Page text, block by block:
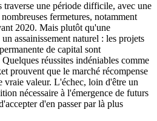
traverse une période difficile, avec une
fermetures, notamment
2020. Mais plutôt qu'une
assainissement naturel : les projets
de capital sont
réussites indéniables comme
prouvent que le marché récompense
vraie valeur. L'échec, loin d'être un
nécessaire à l'émergence de futurs
d'en passer par là plus